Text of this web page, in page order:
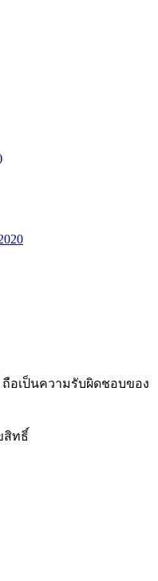
อเป็นความรับผิดชอบของ
สิทธิ์